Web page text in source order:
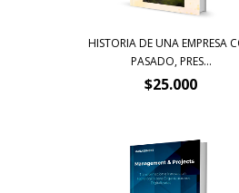
HISTORIA DE UNA EMPRESA
PASADO, PRES...
$25.000